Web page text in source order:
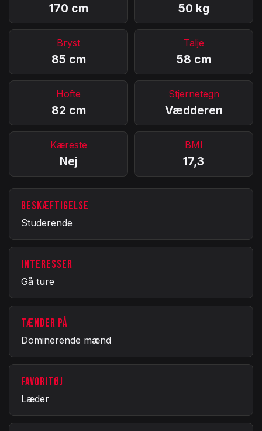
170 cm 50 kg
Bryst
85 cm
Talje
58 cm
Hofte
82 cm
Stjernetegn
Vædderen
Kæreste
Nej
BMI
17,3
BESKÆFTIGELSE
Studerende
INTERESSER
Gå ture
TÆNDER PÅ
Dominerende mænd
FAVORITØJ
Læder